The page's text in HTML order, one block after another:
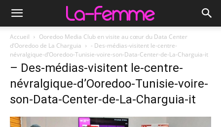
Accueil
Ooredoo Media Club en visite au cœur du Data Center
d’Ooredoo de La Charguia
- Des-médias-visitent le-centre-
névralgique-d’Ooredoo-Tunisie-voire-son-Data-Center-de-La-Charguia-it
– Des-médias-visitent le-centre-
névralgique-d’Ooredoo-Tunisie-voire-
son-Data-Center-de-La-Charguia-it